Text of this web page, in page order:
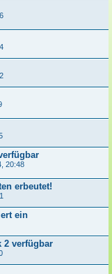
20:48
erbeutet!
ein
2 verfügbar